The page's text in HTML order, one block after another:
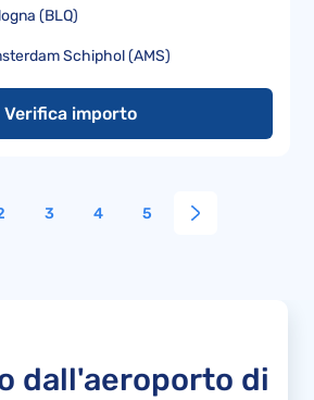
(BLQ)
Schiphol (AMS)
Verifica importo
3 4 5
dall'aeroporto di